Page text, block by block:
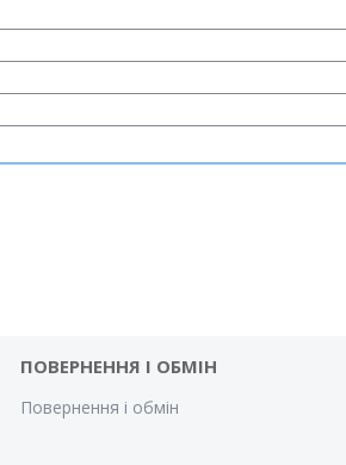
ПОВЕРНЕННЯ І ОБМІН
Повернення і обмін